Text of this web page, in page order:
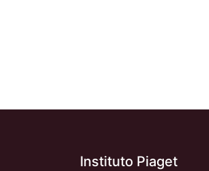
Instituto Piaget